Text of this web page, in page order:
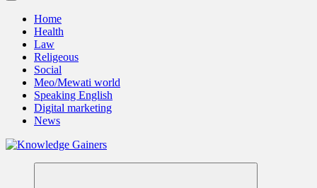
Home
Health
Law
Religeous
Social
Meo/Mewati world
Speaking English
Digital marketing
News
Read & Spread